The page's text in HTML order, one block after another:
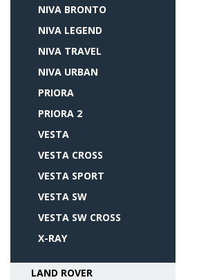
NIVA BRONTO
NIVA LEGEND
NIVA TRAVEL
NIVA URBAN
PRIORA
PRIORA 2
VESTA
VESTA CROSS
VESTA SPORT
VESTA SW
VESTA SW CROSS
X-RAY
LAND ROVER